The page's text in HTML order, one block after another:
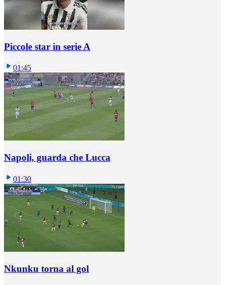
Piccole star in serie A
01:45
Napoli, guarda che Lucca
01:30
Nkunku torna al gol